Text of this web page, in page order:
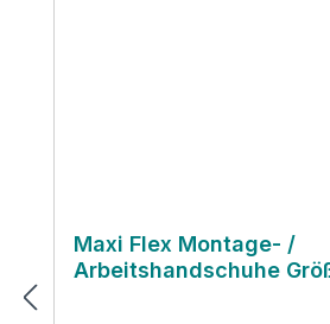
Maxi Flex Montage- /
Arbeitshandschuhe